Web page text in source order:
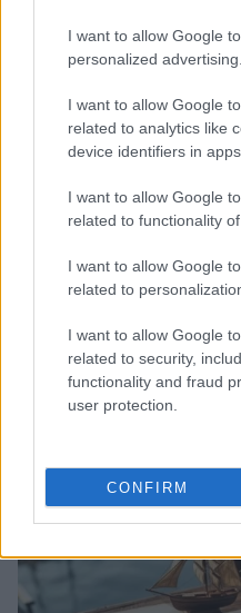
I want to allow Google
personalized advertising.
I want to allow Google
related to analytics like
device identifiers in apps.
I want to allow Google
related to functionality
I want to allow Google
related to
I want to allow Google
related to security,
functionality and fraud
user protection.
CONFIRM
Acquisizione Fincantieri-
e rimettono capitale
Linda Pellegrini · 7 Lug 2026